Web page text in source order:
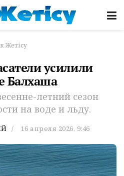
Жетісу
усилили
Балхаша
летний сезон
на воде и льду.
16 апреля 2026, 9:46